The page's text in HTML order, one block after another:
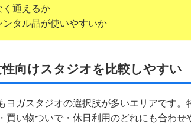
く通えるか
タル品が使いやすいか
向けスタジオを比較しやすい
ヨガスタジオの選択肢が多いエリアです
買い物ついで・休日利用のどれにも合わせ